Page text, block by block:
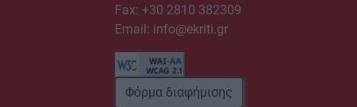
Fax: +30 2810 382309
Email: info@ekriti.gr
Φόρμα διαφήμισης